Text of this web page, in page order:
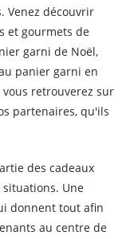
Venez découvrir
et gourmets de
garni de Noël,
panier garni en
retrouverez sur
partenaires, qu'ils
des cadeaux
Une
donnent tout afin
au centre de